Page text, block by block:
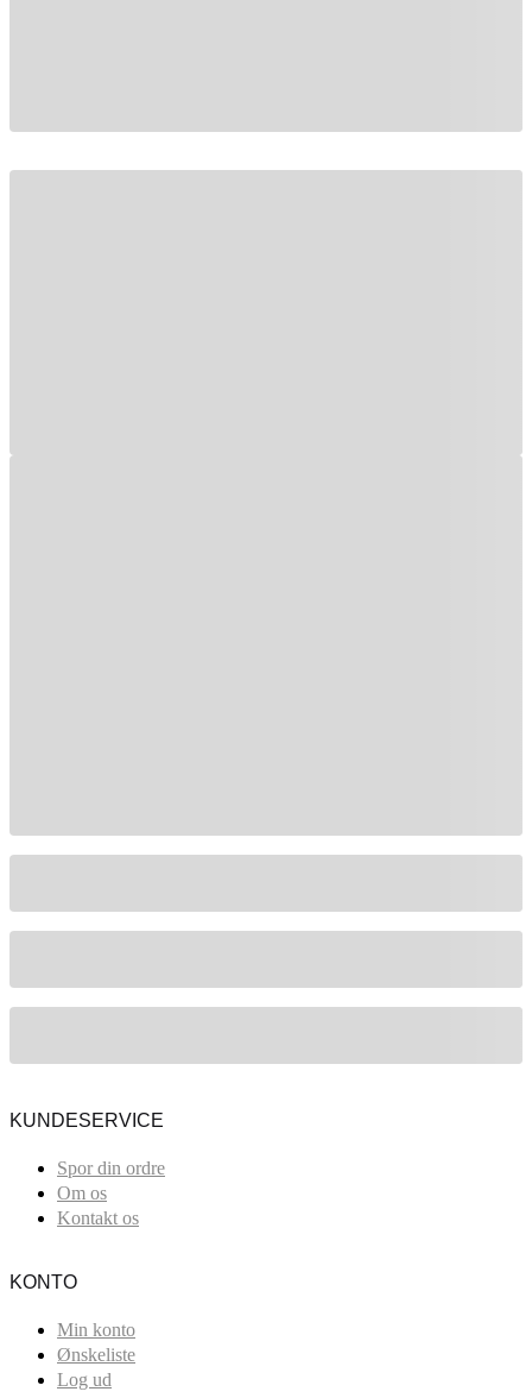
KUNDESERVICE
Spor din ordre
Om os
Kontakt os
KONTO
Min konto
Ønskeliste
Log ud